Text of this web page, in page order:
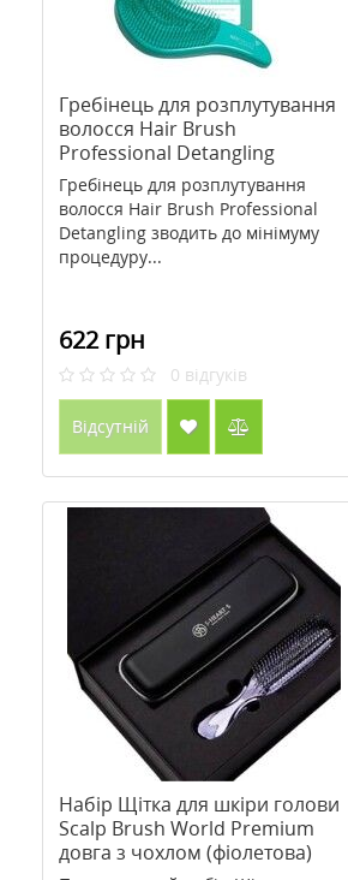
Гребінець для розплутування
волосся Hair Brush
Professional Detangling
Neofollics
Гребінець для розплутування
волосся Hair Brush Professional
Detangling зводить до мінімуму
процедуру...
622 грн
0 відгуків
Відсутній
Набір Щітка для шкіри голови
Scalp Brush World Premium
довга з чохлом (фіолетова)